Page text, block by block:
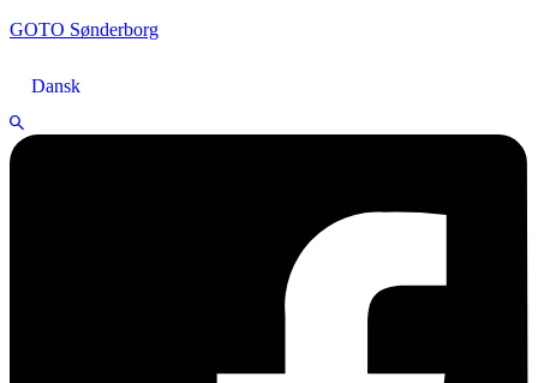
GOTO Sønderborg
Dansk